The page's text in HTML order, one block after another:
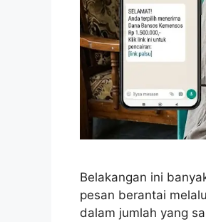
Belakangan ini
pesan berantai
dalam jumlah yang